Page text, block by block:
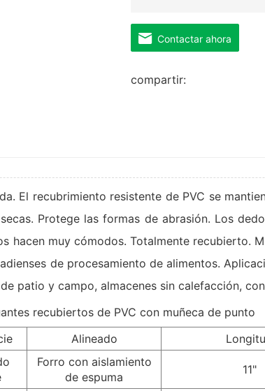
Contactar ahora
compartir:
El recubrimiento resistente de PVC se
Protege las formas de abrasión. Los
hacen muy cómodos. Totalmente recubierto.
de procesamiento de alimentos.
patio y campo, almacenes sin calefacción,
Alineado
Forro con aislamiento
de espuma
11"